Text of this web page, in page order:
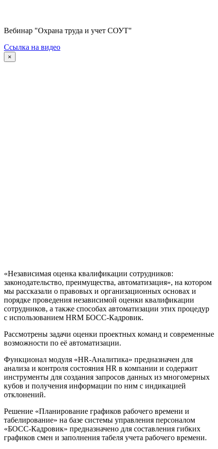
Вебинар "Охрана труда и учет СОУТ"
Ссылка на видео
×
«Независимая оценка квалификации сотрудников:
законодательство, преимущества, автоматизация», на котором
мы рассказали о правовых и организационных основах и
порядке проведения независимой оценки квалификации
сотрудников, а также способах автоматизации этих процедур
с использованием HRM БОСС-Кадровик.
Рассмотрены задачи оценки проектных команд и современные
возможности по её автоматизации.
Функционал модуля «HR-Аналитика» предназначен для
анализа и контроля состояния HR в компании и содержит
инструменты для создания запросов данных из многомерных
кубов и получения информации по ним с индикацией
отклонений.
Решение «Планирование графиков рабочего времени и
табелирование» на базе системы управления персоналом
«БОСС-Кадровик» предназначено для составления гибких
графиков смен и заполнения табеля учета рабочего времени.